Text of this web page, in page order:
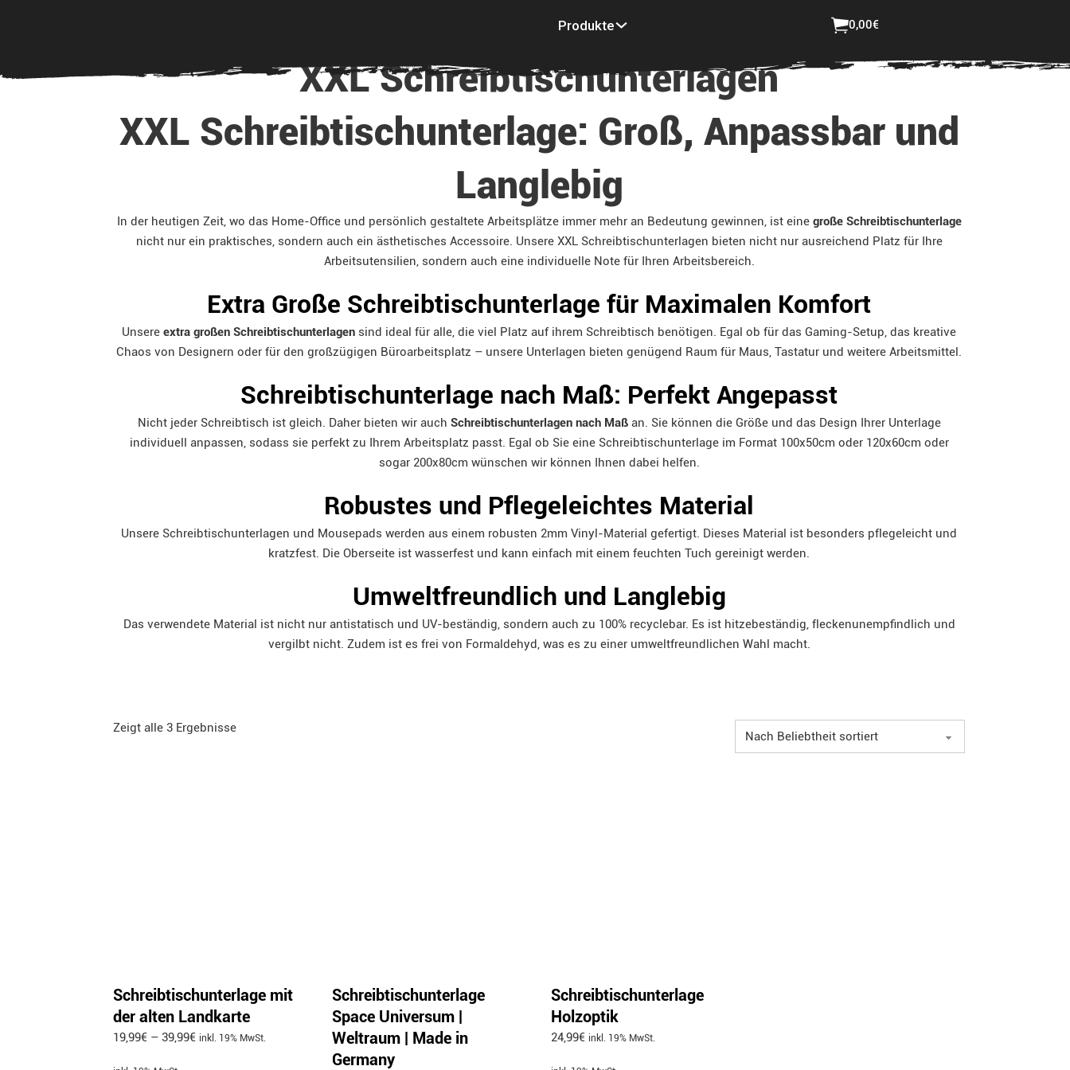
Produkte 0,00€
XXL Schreibtischunterlagen
XXL Schreibtischunterlage: Groß, Anpassbar und
Langlebig
In der heutigen Zeit, wo das Home-Office und persönlich gestaltete Arbeitsplätze immer mehr an Bedeutung gewinnen, ist eine große Schreibtischunterlage
nicht nur ein praktisches, sondern auch ein ästhetisches Accessoire. Unsere XXL Schreibtischunterlagen bieten nicht nur ausreichend Platz für Ihre
Arbeitsutensilien, sondern auch eine individuelle Note für Ihren Arbeitsbereich.
Extra Große Schreibtischunterlage für Maximalen Komfort
Unsere extra großen Schreibtischunterlagen sind ideal für alle, die viel Platz auf ihrem Schreibtisch benötigen. Egal ob für das Gaming-Setup, das kreative
Chaos von Designern oder für den großzügigen Büroarbeitsplatz – unsere Unterlagen bieten genügend Raum für Maus, Tastatur und weitere Arbeitsmittel.
Schreibtischunterlage nach Maß: Perfekt Angepasst
Nicht jeder Schreibtisch ist gleich. Daher bieten wir auch Schreibtischunterlagen nach Maßan. Sie können die Größe und das Design Ihrer Unterlage
individuell anpassen, sodass sie perfekt zu Ihrem Arbeitsplatz passt. Egal ob Sie eine Schreibtischunterlage im Format 100x50cm oder 120x60cm oder
sogar 200x80cm wünschen wir können Ihnen dabei helfen.
Robustes und Pflegeleichtes Material
Unsere Schreibtischunterlagen und Mousepads werden aus einem robusten 2mm Vinyl-Material gefertigt. Dieses Material ist besonders pflegeleicht und
kratzfest. Die Oberseite ist wasserfest und kann einfach mit einem feuchten Tuch gereinigt werden.
Umweltfreundlich und Langlebig
Das verwendete Material ist nicht nur antistatisch und UV-beständig, sondern auch zu 100% recyclebar. Es ist hitzebeständig, fleckenunempfindlich und
vergilbt nicht. Zudem ist es frei von Formaldehyd, was es zu einer umweltfreundlichen Wahl macht.
Zeigt alle 3 Ergebnisse
Schreibtischunterlage mit
der alten Landkarte
19,99€ – 39,99€ inkl. 19% MwSt.
Schreibtischunterlage
Space Universum |
Weltraum | Made in
Germany
Schreibtischunterlage
Holzoptik
24,99€ inkl. 19% MwSt.